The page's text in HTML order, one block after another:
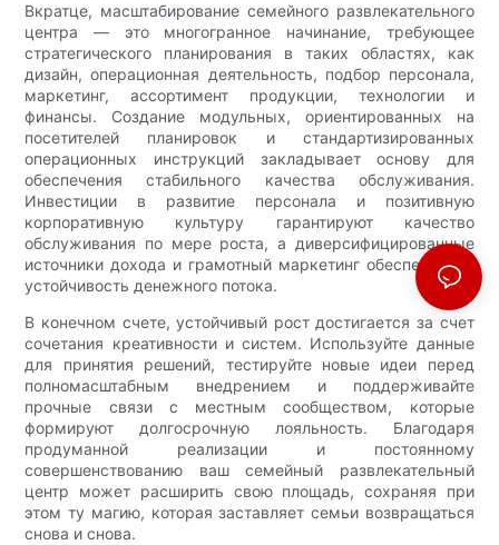
Вкратце, масштабирование семейного развлекательного
центра — это многогранное начинание, требующее
стратегического планирования в таких областях, как
дизайн, операционная деятельность, подбор персонала,
маркетинг, ассортимент продукции, технологии и
финансы. Создание модульных, ориентированных на
посетителей планировок и стандартизированных
операционных инструкций закладывает основу для
обеспечения стабильного качества обслуживания.
Инвестиции в развитие персонала и позитивную
корпоративную культуру гарантируют качество
обслуживания по мере роста, а диверсифицированные
источники дохода и грамотный маркетинг обеспечивают
устойчивость денежного потока.
В конечном счете, устойчивый рост достигается за счет
сочетания креативности и систем. Используйте данные
для принятия решений, тестируйте новые идеи перед
полномасштабным внедрением и поддерживайте
прочные связи с местным сообществом, которые
формируют долгосрочную лояльность. Благодаря
продуманной реализации и постоянному
совершенствованию ваш семейный развлекательный
центр может расширить свою площадь, сохраняя при
этом ту магию, которая заставляет семьи возвращаться
снова и снова.